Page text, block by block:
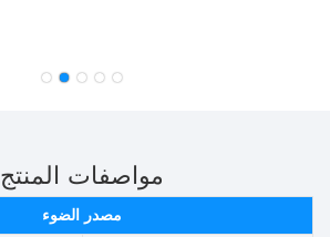
مواصفات المنتج
مصدر الضوء